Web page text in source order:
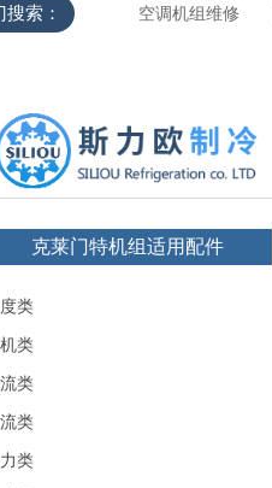
搜索： 空调机组维修
克莱门特机组适用配件
类
类
类
类
类